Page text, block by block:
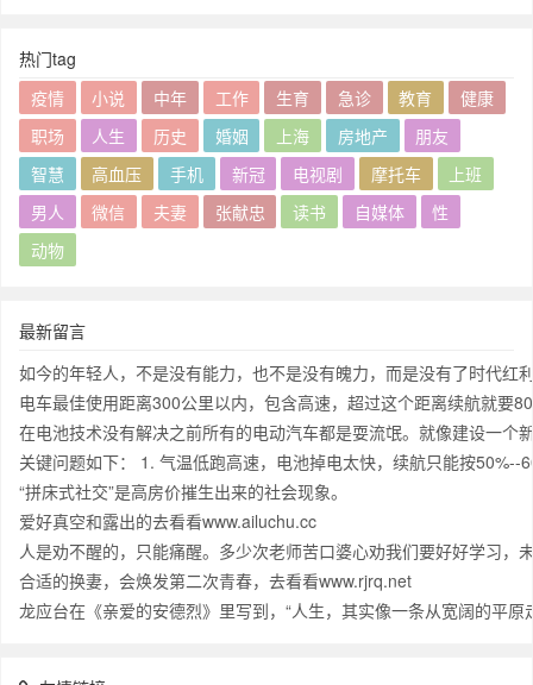
热门tag
疫情
小说 中年 工作 生育 急诊 教育
健康
职场
人生 历史 婚姻 上海 房地产
朋友
智慧
高血压 手机 新冠 电视剧 摩托车
上班
男人
微信 夫妻 张献忠 读书 自媒体
性
动物
最新留言
如今的年轻人，不是没有能力，也不是没有魄力，而是没有了时代
电车最佳使用距离300公里以内，包含高速，超过这个距离续航就要
在电池技术没有解决之前所有的电动汽车都是耍流氓。就像建设一
关键问题如下： 1. 气温低跑高速，电池掉电太快，续航只能按
“拼床式社交”是高房价摧生出来的社会现象。
爱好真空和露出的去看看www.ailuchu.cc
人是劝不醒的，只能痛醒。多少次老师苦口婆心劝我们要好好学习
合适的换妻，会焕发第二次青春，去看看www.rjrq.net
龙应台在《亲爱的安德烈》里写到，“人生，其实像一条从宽阔的平